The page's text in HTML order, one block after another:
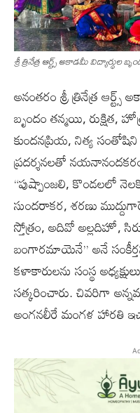
శ్రీ త్రినేత్ర ఆర్ట్స్ అకాడమీ విద్యార్థుల
అనంతరం శ్రీ త్రినేత్ర
బృందం తన్మయి, రుక్షిత,
కుందనప్రియ, నిత్య
ప్రదర్శనలతో
“పుష్పాంజలి, కొండలలో
సుందరాకర, శరణు
స్తోత్రం, అదివో అల్లదిహో,
బంగారమాయెనే” అనే
కళాకారులను సంస్థ
సత్కరించారు. చివరిగా
అంగనలీరే మంగళ హారతి